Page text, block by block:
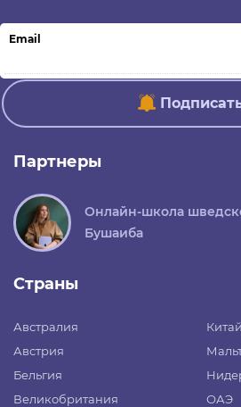
Email
Партнеры
Онлайн-школа
Бушаиба
Страны
Австралия
Австрия
Бельгия
Великобритания
Китай
ОАЭ